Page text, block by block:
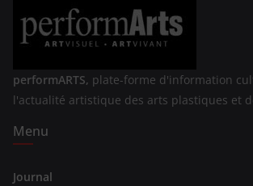
performARTS, plate-forme d'information
l'actualité artistique des arts plastiques et
Menu
Journal